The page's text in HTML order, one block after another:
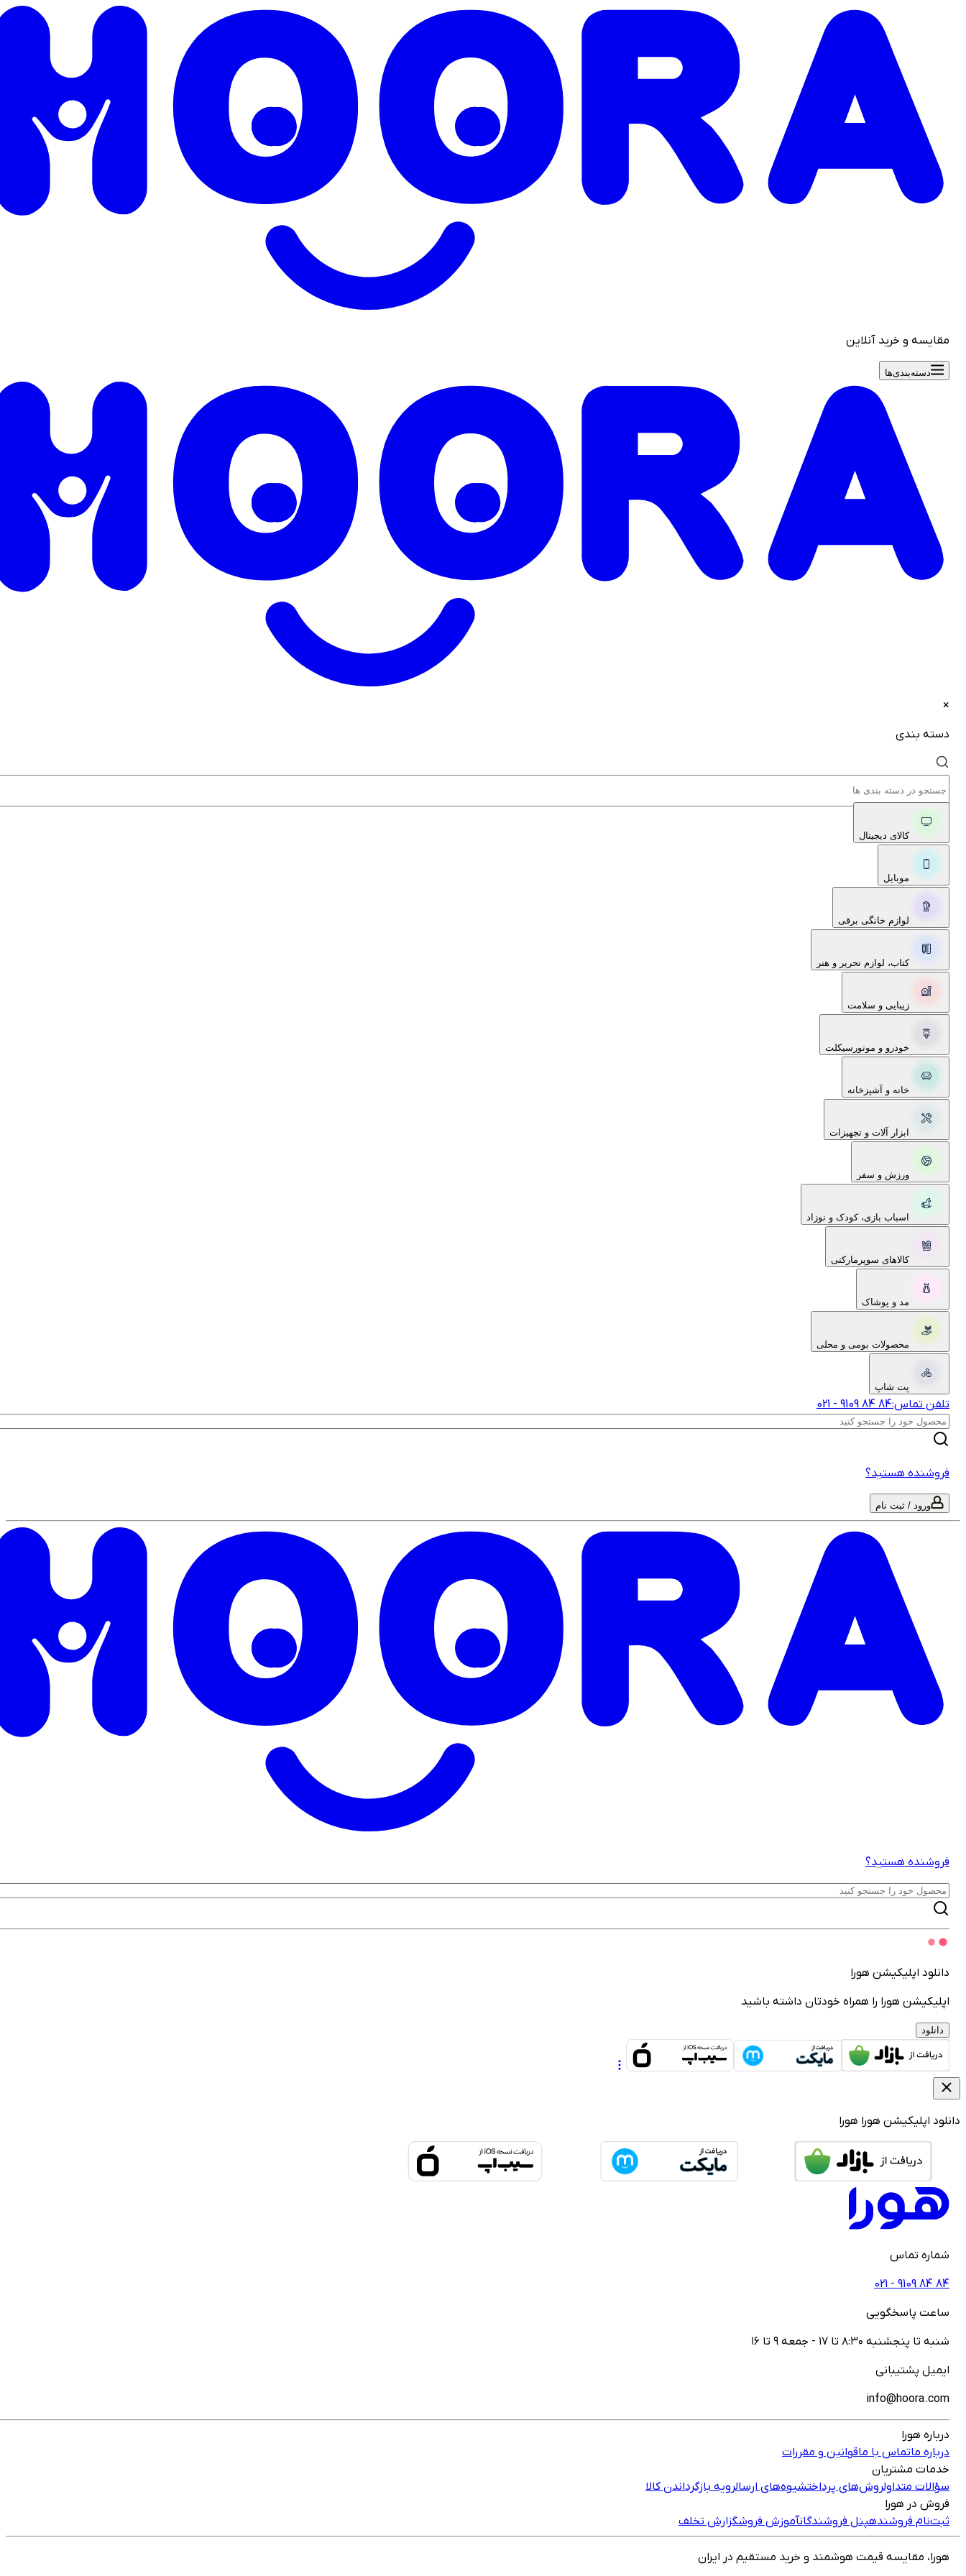
مقایسه و خرید آنلاین
دسته‌بندی‌ها
×
دسته بندی
کالای دیجیتال
موبایل
لوازم خانگی برقی
کتاب، لوازم تحریر و هنر
زیبایی و سلامت
خودرو و موتورسیکلت
خانه و آشپزخانه
ابزار آلات و تجهیزات
ورزش و سفر
اسباب بازی، کودک و نوزاد
کالاهای سوپرمارکتی
مد و پوشاک
محصولات بومی و محلی
پت شاپ
تلفن تماس: 021 - ‎9109‎ ‎84‎ ‎84‎
فروشنده هستید؟
ورود / ثبت نام
فروشنده هستید؟
دانلود اپلیکیشن هورا
اپلیکیشن هورا را همراه خودتان داشته باشید
دانلود
دانلود اپلیکیشن هورا هورا
شماره تماس
021 - ‎9109‎ ‎84‎ ‎84‎
ساعت پاسخگویی
شنبه تا پنجشنبه ۸:۳۰ تا ۱۷ - جمعه ۹ تا ۱۶
ایمیل پشتیبانی
info@hoora.com
درباره هورا
درباره ماتماس با ماقوانین و مقررات
خدمات مشتریان
سؤالات متداولروش‌های پرداختشیوه‌های ارسالرویه بازگرداندن کالا
فروش در هورا
ثبت‌نام فروشندهپنل فروشندگانآموزش فروشگزارش تخلف
هورا، مقایسه قیمت هوشمند و خرید مستقیم در ایران